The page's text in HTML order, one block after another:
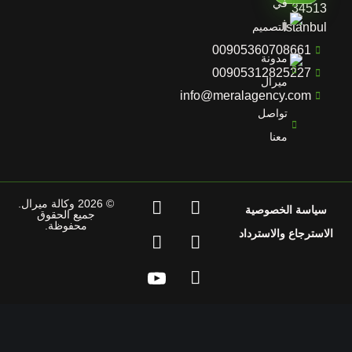
34513
İstanbul
00905360708661
00905312825227
info@meralagency.com
في
التصميم
مدونة
ميرال
تواصل
سياسة الخصوصية
والاسترداد
© 2026 وكالة ميرال.
جميع الحقوق
محفوظة.